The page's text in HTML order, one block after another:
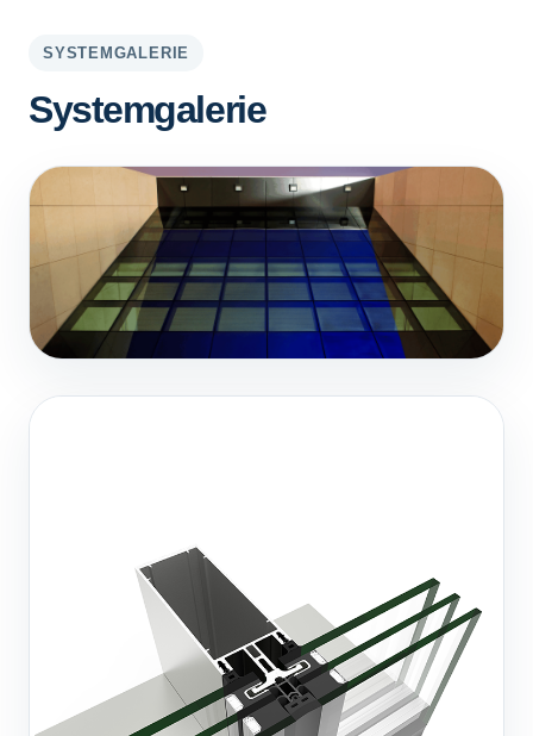
SYSTEMGALERIE
Systemgalerie